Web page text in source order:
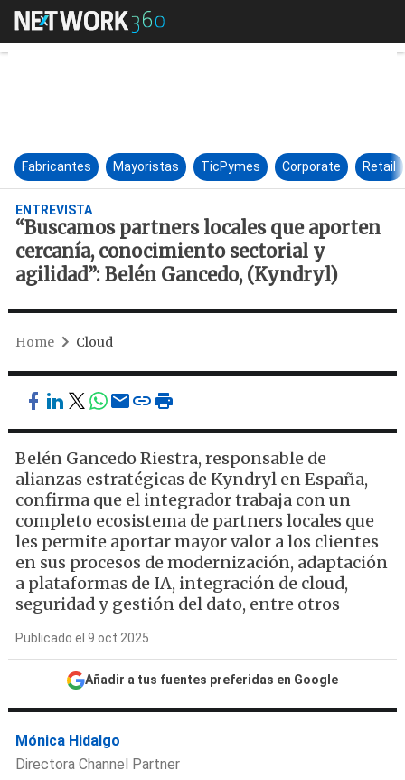
“Buscamos partners locales
Fabricantes Mayoristas TicPymes Corporate Retail
ENTREVISTA
“Buscamos partners locales que aporten
cercanía, conocimiento sectorial y
agilidad”: Belén Gancedo, (Kyndryl)
Home Cloud
Belén Gancedo Riestra, responsable de
alianzas estratégicas de Kyndryl en España,
confirma que el integrador trabaja con un
completo ecosistema de partners locales que
les permite aportar mayor valor a los clientes
en sus procesos de modernización, adaptación
a plataformas de IA, integración de cloud,
seguridad y gestión del dato, entre otros
Publicado el 9 oct 2025
Añadir a tus fuentes preferidas en Google
Mónica Hidalgo
Directora Channel Partner